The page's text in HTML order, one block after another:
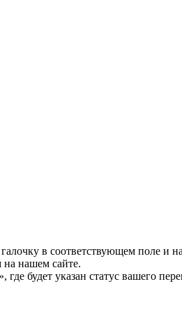
в соответствующем поле и
на нашем сайте.
будет указан статус вашего